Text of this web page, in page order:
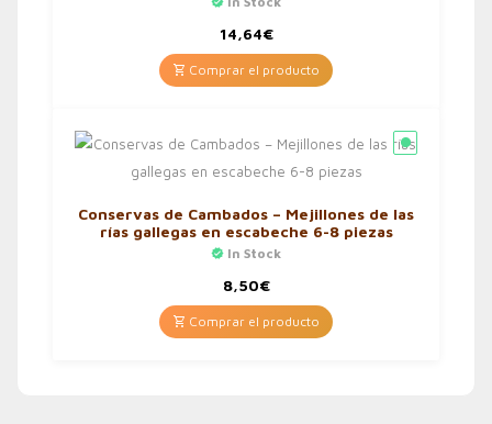
14,64€
Comprar el producto
Conservas de Cambados – Mejillones de las
rías gallegas en escabeche 6-8 piezas
In Stock
8,50€
Comprar el producto